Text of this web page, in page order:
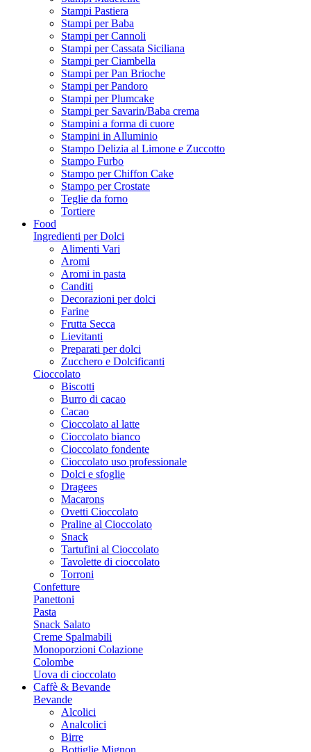
Stampi Pastiera
Stampi per Baba
Stampi per Cannoli
Stampi per Cassata Siciliana
Stampi per Ciambella
Stampi per Pan Brioche
Stampi per Pandoro
Stampi per Plumcake
Stampi per Savarin/Baba crema
Stampini a forma di cuore
Stampini in Alluminio
Stampo Delizia al Limone e Zuccotto
Stampo Furbo
Stampo per Chiffon Cake
Stampo per Crostate
Teglie da forno
Tortiere
Food
Ingredienti per Dolci
Alimenti Vari
Aromi
Aromi in pasta
Canditi
Decorazioni per dolci
Farine
Frutta Secca
Lievitanti
Preparati per dolci
Zucchero e Dolcificanti
Cioccolato
Biscotti
Burro di cacao
Cacao
Cioccolato al latte
Cioccolato bianco
Cioccolato fondente
Cioccolato uso professionale
Dolci e sfoglie
Dragees
Macarons
Ovetti Cioccolato
Praline al Cioccolato
Snack
Tartufini al Cioccolato
Tavolette di cioccolato
Torroni
Confetture
Panettoni
Pasta
Snack Salato
Creme Spalmabili
Monoporzioni Colazione
Colombe
Uova di cioccolato
Caffè & Bevande
Bevande
Alcolici
Analcolici
Birre
Bottiglie Mignon